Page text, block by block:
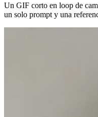
Un GIF corto en loop de
un solo prompt y una